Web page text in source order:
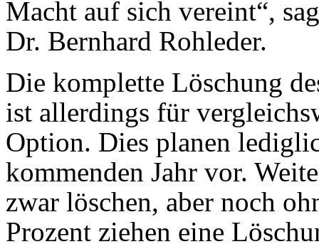
Macht auf sich vereint“,
Dr. Bernhard Rohleder.
Die komplette Löschung
ist allerdings für
Option. Dies planen
kommenden Jahr vor.
zwar löschen, aber noch
Prozent ziehen eine